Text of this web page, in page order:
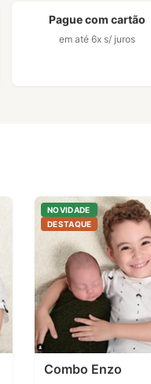
Pague com cartão
em até 6x s/ juros
NOVIDADE
DESTAQUE
Combo Enzo